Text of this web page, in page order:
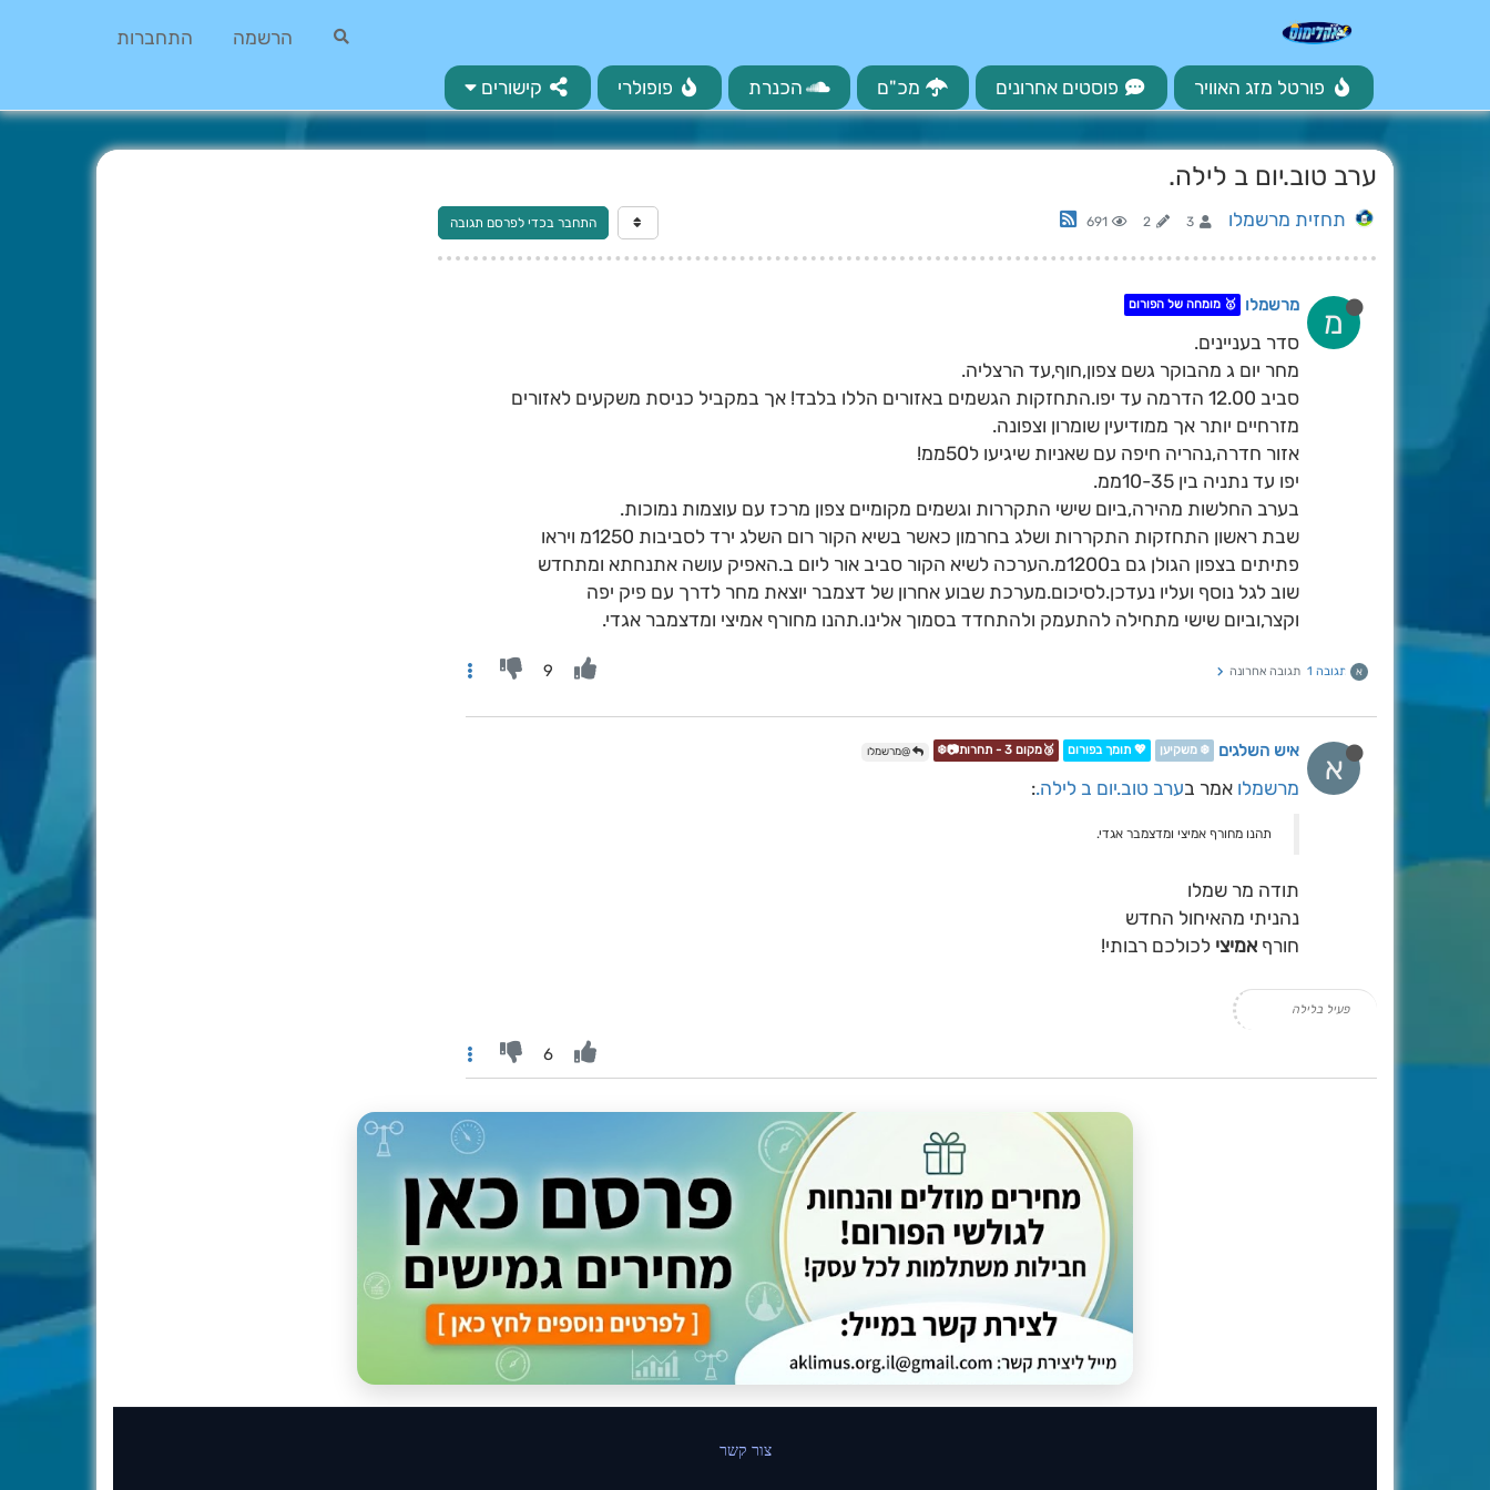
הרשמה התחברות
פורטל מזג האוויר פוסטים אחרונים מכ"ם הכנרת פופולרי קישורים
ערב טוב.יום ב לילה.
תחזית מרשמלו 3
2
691 התחבר בכדי לפרסם תגובה
מ מרשמלו 🥇 מומחה של הפורום
סדר בעניינים.
מחר יום ג מהבוקר גשם צפון,חוף,עד הרצליה.
סביב 12.00 הדרמה עד יפו.התחזקות הגשמים באזורים הללו בלבד! אך במקביל כניסת משקעים לאזורים
מזרחיים יותר אך ממודיעין שומרון וצפונה.
אזור חדרה,נהריה חיפה עם שאניות שיגיעו ל50ממ!
יפו עד נתניה בין 10-35ממ.
בערב החלשות מהירה,ביום שישי התקררות וגשמים מקומיים צפון מרכז עם עוצמות נמוכות.
שבת ראשון התחזקות התקררות ושלג בחרמון כאשר בשיא הקור רום השלג ירד לסביבות 1250מ ויראו
פתיתים בצפון הגולן גם ב1200מ.הערכה לשיא הקור סביב אור ליום ב.האפיק עושה אתנחתא ומתחדש
שוב לגל נוסף ועליו נעדכן.לסיכום.מערכת שבוע אחרון של דצמבר יוצאת מחר לדרך עם פיק יפה
וקצר,וביום שישי מתחילה להתעמק ולהתחדד בסמוך אלינו.תהנו מחורף אמיצי ומדצמבר אגדי.
א תגובה 1 תגובה אחרונה 9
א איש השלגים ❄️ משקיען 💖 תומך בפורום 🥉מקום 3 - תחרות📷❄️ @מרשמלו
מרשמלו אמר בערב טוב.יום ב לילה.:
תהנו מחורף אמיצי ומדצמבר אגדי.
תודה מר שמלו
נהניתי מהאיחול החדש
חורף אמיצי לכולכם רבותי!
פעיל בלילה
6
צור קשר